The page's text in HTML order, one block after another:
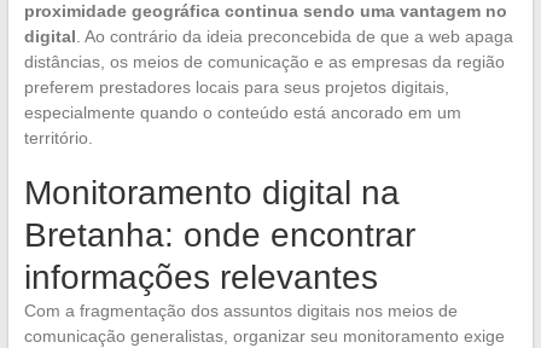
proximidade geográfica continua sendo uma vantagem no
digital. Ao contrário da ideia preconcebida de que a web apaga
distâncias, os meios de comunicação e as empresas da região
preferem prestadores locais para seus projetos digitais,
especialmente quando o conteúdo está ancorado em um
território.
Monitoramento digital na
Bretanha: onde encontrar
informações relevantes
Com a fragmentação dos assuntos digitais nos meios de
comunicação generalistas, organizar seu monitoramento exige